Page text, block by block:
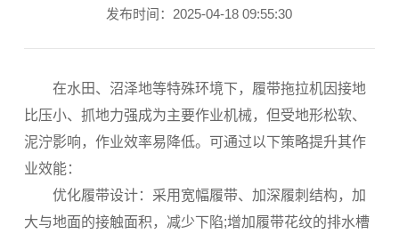
发布时间：2025-04-18 09:55:30
在水田、沼泽地等特殊环境下，履带拖拉机因接地
比压小、抓地力强成为主要作业机械，但受地形松软、
泥泞影响，作业效率易降低。可通过以下策略提升其作
业效能：
优化履带设计：采用宽幅履带、加深履刺结构，加
大与地面的接触面积，减少下陷;增加履带花纹的排水槽